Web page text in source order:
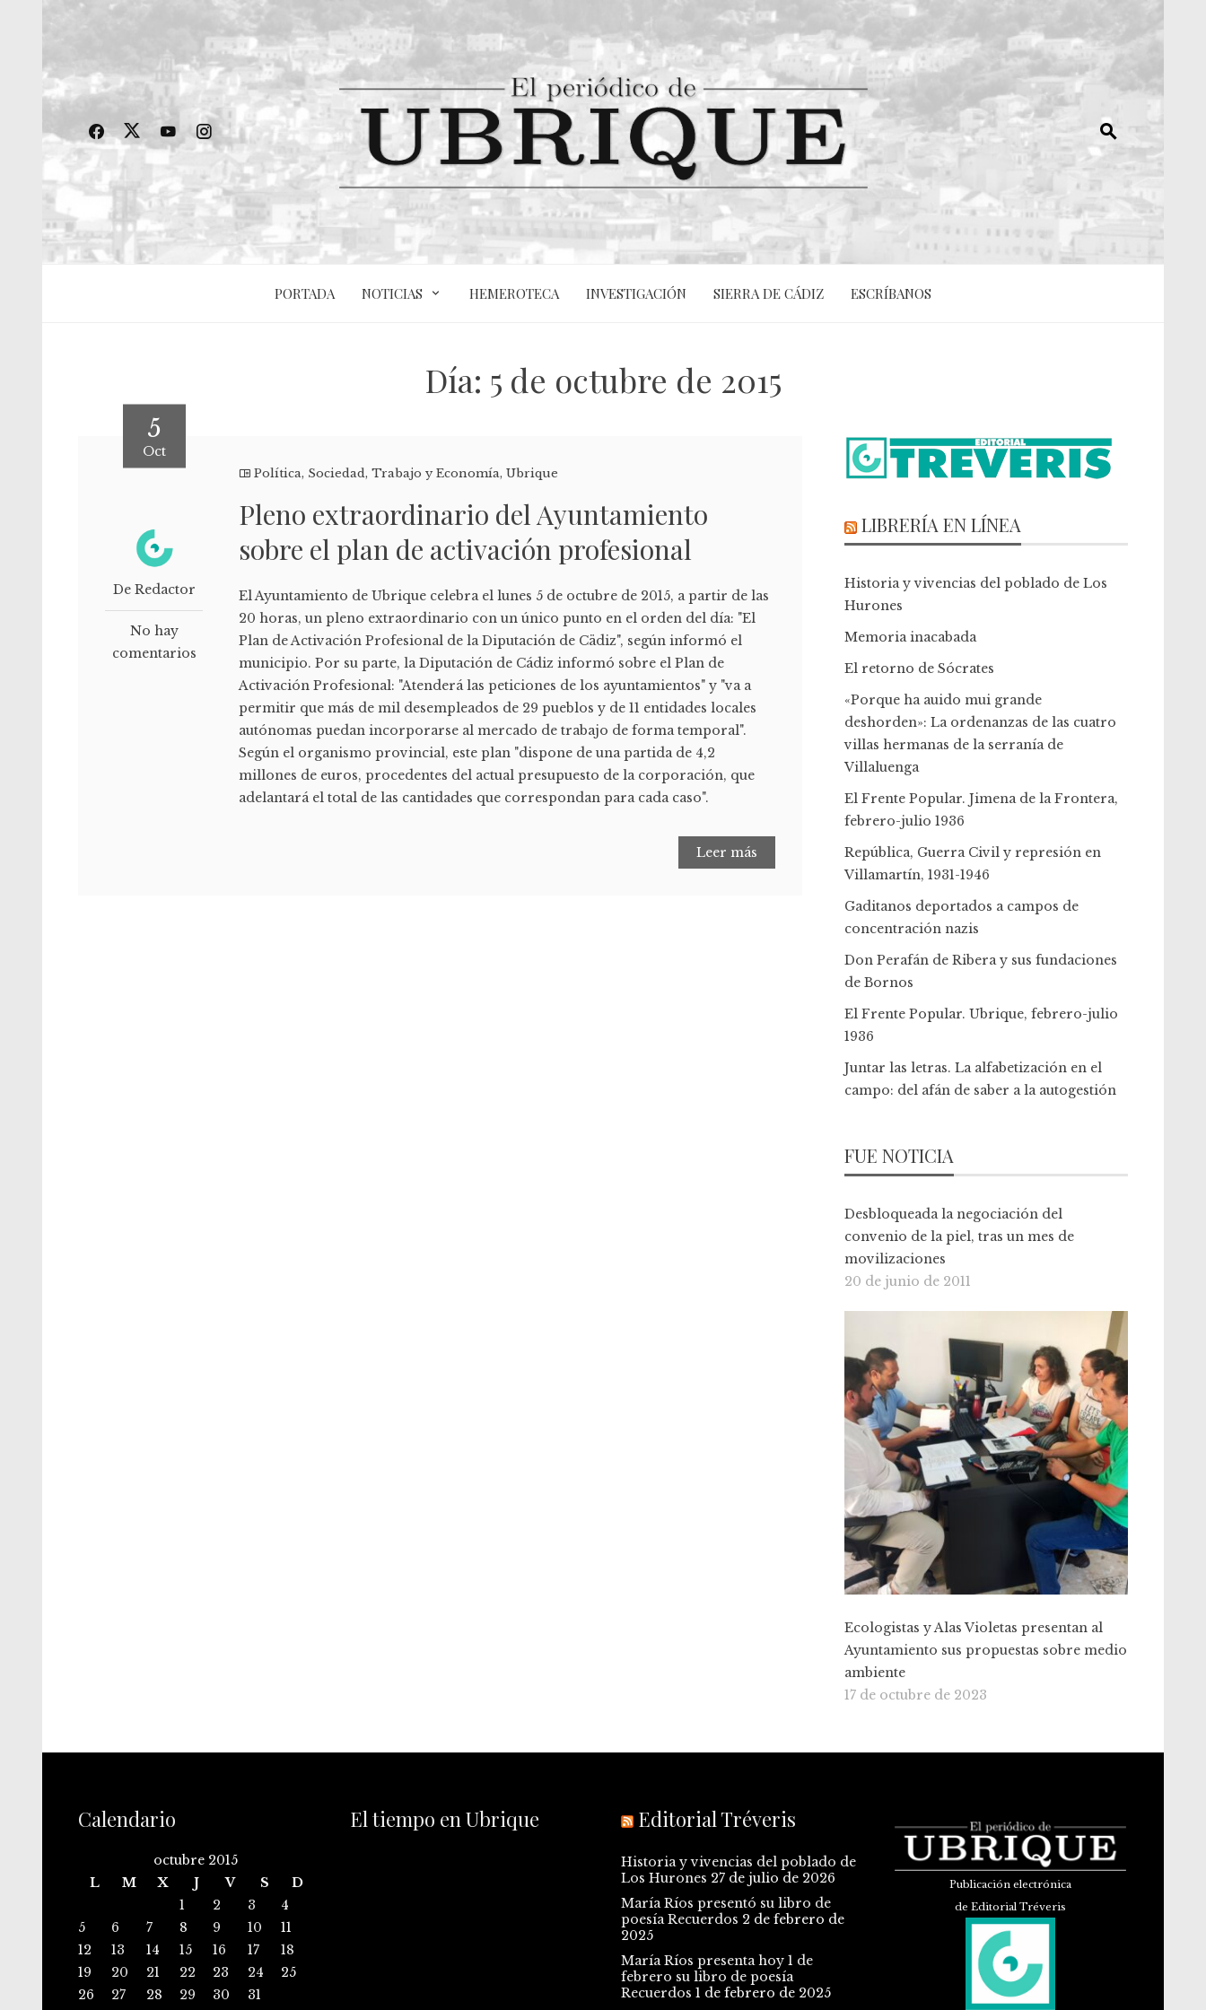
PORTADA NOTICIAS HEMEROTECA INVESTIGACIÓN SIERRA DE CÁDIZ ESCRÍBANOS
Día: 5 de octubre de 2015
5
Oct
De Redactor
No hay
comentarios
Política, Sociedad,Trabajo y Economía,Ubrique
Pleno extraordinario del Ayuntamiento
sobre el plan de activación profesional
El Ayuntamiento de Ubrique celebra el lunes 5 de octubre de 2015, a partir de las
20 horas, un pleno extraordinario con un único punto en el orden del día: "El
Plan de Activación Profesional de la Diputación de Cädiz", según informó el
municipio. Por su parte, la Diputación de Cádiz informó sobre el Plan de
Activación Profesional: "Atenderá las peticiones de los ayuntamientos" y "va a
permitir que más de mil desempleados de 29 pueblos y de 11 entidades locales
autónomas puedan incorporarse al mercado de trabajo de forma temporal".
Según el organismo provincial, este plan "dispone de una partida de 4,2
millones de euros, procedentes del actual presupuesto de la corporación, que
adelantará el total de las cantidades que correspondan para cada caso".
Leer más
LIBRERÍA EN LÍNEA
Historia y vivencias del poblado de Los
Hurones
Memoria inacabada
El retorno de Sócrates
«Porque ha auido mui grande
deshorden»: La ordenanzas de las cuatro
villas hermanas de la serranía de
Villaluenga
El Frente Popular. Jimena de la Frontera,
febrero-julio 1936
República, Guerra Civil y represión en
Villamartín, 1931-1946
Gaditanos deportados a campos de
concentración nazis
Don Perafán de Ribera y sus fundaciones
de Bornos
El Frente Popular. Ubrique, febrero-julio
1936
Juntar las letras. La alfabetización en el
campo: del afán de saber a la autogestión
FUE NOTICIA
Desbloqueada la negociación del
convenio de la piel, tras un mes de
movilizaciones
20 de junio de 2011
Ecologistas y Alas Violetas presentan al
Ayuntamiento sus propuestas sobre medio
ambiente
17 de octubre de 2023
Calendario
octubre 2015
L
M X J V S
D
1
2 3
4
5
6 7 8 9 10
11
12
13 14 15 16 17
18
19
20 21 22 23 24
25
26
27 28 29 30 31
El tiempo en Ubrique Editorial Tréveris
Historia y vivencias del poblado de
Los Hurones 27 de julio de 2026
María Ríos presentó su libro de
poesía Recuerdos 2 de febrero de
2025
María Ríos presenta hoy 1 de
febrero su libro de poesía
Recuerdos 1 de febrero de 2025
Publicación electrónica
de Editorial Tréveris